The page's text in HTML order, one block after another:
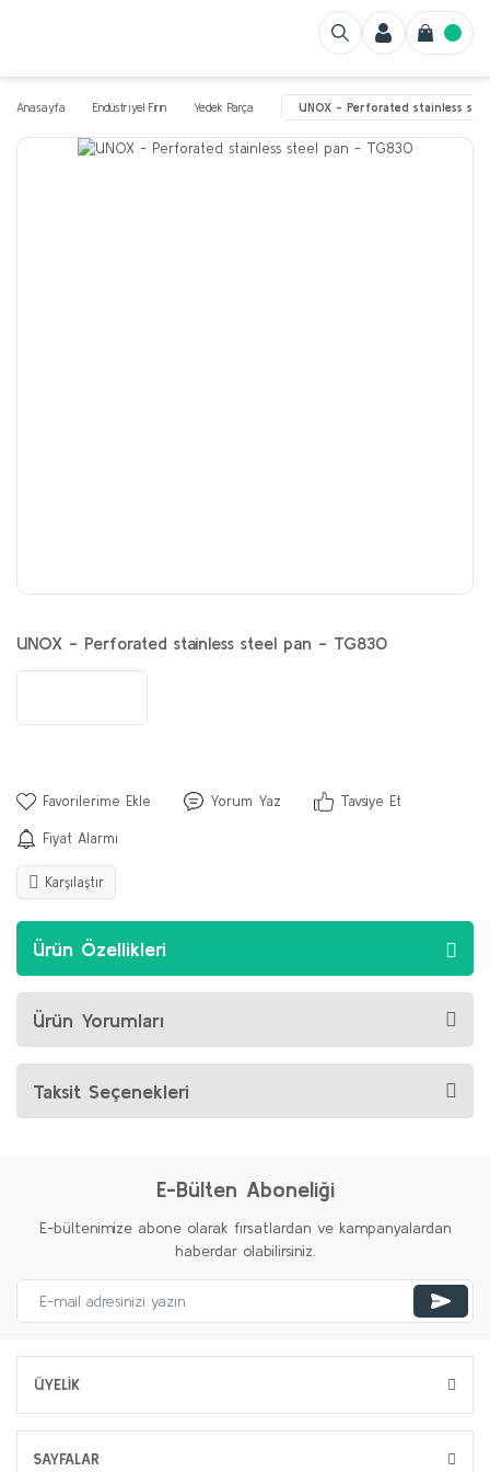
Anasayfa Endüstriyel Fırın Yedek Parça UNOX - Perforated stainless
UNOX - Perforated stainless steel pan - TG830
Yorum Yaz Tavsiye Et
Fiyat Alarmı
Karşılaştır
Ürün Özellikleri
Ürün Yorumları
Taksit Seçenekleri
E-Bülten Aboneliği
E-bültenimize abone olarak fırsatlardan ve kampanyalardan
haberdar olabilirsiniz.
ÜYELİK
SAYFALAR